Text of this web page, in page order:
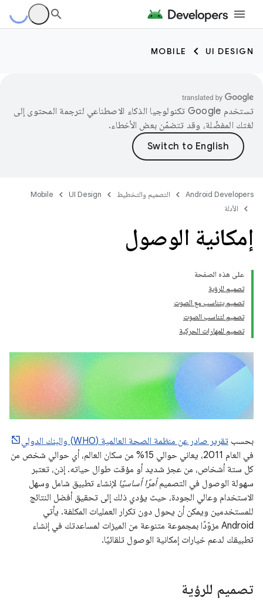
UI DESIGN
MOBILE
تستخدم Google تكنولوجيا الذكاء الاصطناعي لترجمة المحتوى إلى
لغتك المفضّلة، وقد تتضمّن بعض الأخطاء.
Android Developers التصميم والتخطيط UI Design
Mobile
الأدلة
إمكانية الوصول
على هذه الصفحة
تصميم للرؤية
تصميم يتناسب مع الصوت
تصميم لتناسب الصوت
تصميم للمهارات الحركية
بحسب تقرير صادر عن منظمة الصحة العالمية (WHO) والبنك الدولي
في العام 2011، يعاني حوالي 15% من سكان العالم، أي حوالي شخص من
كل ستة أشخاص، من عجز شديد أو مؤقت طوال حياته. إذن، تعتبر
سهولة الوصول في التصميمأمرًا أساسيًا لإنشاء تطبيق شامل وسهل
الاستخدام وعالي الجودة، حيث يؤدي ذلك إلى تحقيق أفضل النتائج
للمستخدمين ويمكن أن يحول دون تكرار العمليات المكلفة. يأتي
Android مزوّدًا بمجموعة متنوعة من الميزات لمساعدتك في إنشاء
تطبيقك لدعم خيارات إمكانية الوصول تلقائيًا.
تصميم للرؤية